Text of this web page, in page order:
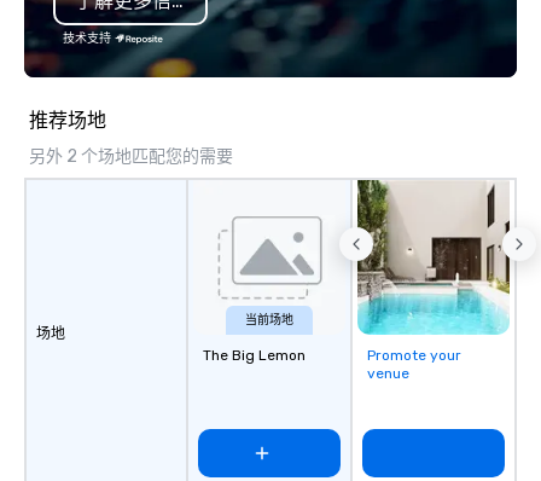
“trivia person” to
short, we want you to
time throughout! Team Building
Activities and
specialty! Our trivia events are an
easy (and “non-
attendees to connect
especially those, for
different locations!
communication
技术支持
推荐场地
另外 2 个场地匹配您的需要
场地
当前场地
The Big Lemon
Promote your
venue